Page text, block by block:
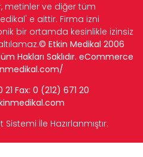
metinler ve diğer tüm
e aittir. Firma izni
bir ortamda kesinlikle izinsiz
© Etkin Medikal 2006
Hakları Saklıdır. eCommerce
21 Fax: 0 (212) 671 20
Sistemi İle Hazırlanmıştır.